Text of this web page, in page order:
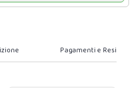
Pagamenti e Resi